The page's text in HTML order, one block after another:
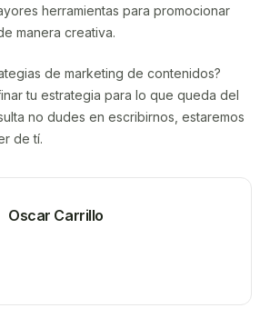
herramientas para promocionar
manera creativa.
de marketing de contenidos?
tu estrategia para lo que queda del
no dudes en escribirnos, estaremos
de tí.
Oscar Carrillo